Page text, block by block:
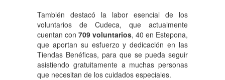
También destacó la labor esencial de los
voluntarios de Cudeca, que actualmente
cuentan con 709 voluntarios, 40 en Estepona,
que aportan su esfuerzo y dedicación en las
Tiendas Benéficas, para que se pueda seguir
asistiendo gratuitamente a muchas personas
que necesitan de los cuidados especiales.